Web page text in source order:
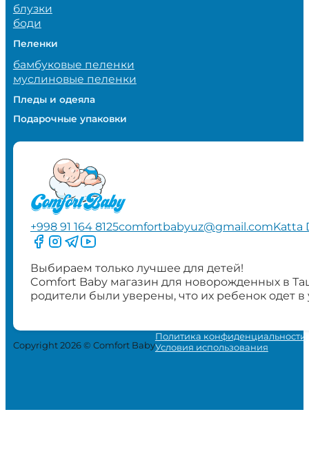
блузки
боди
Пеленки
бамбуковые пеленки
муслиновые пеленки
Пледы и одеяла
Подарочные упаковки
+998 91 164 8125comfortbabyuz@gmail.comKatta
Следите за нами на Facebook
Следите за нами в Instagram
Следите за нами в Telegram
Следите за нами в YouTube
Выбираем только лучшее для детей!
Comfort Baby магазин для новорожденных в
родители были уверены, что их ребенок одет
Copyright 2026 © Comfort Baby
Политика конфиденциальности
Условия использования